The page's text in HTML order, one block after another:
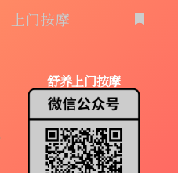
上门按摩
舒养上门按摩